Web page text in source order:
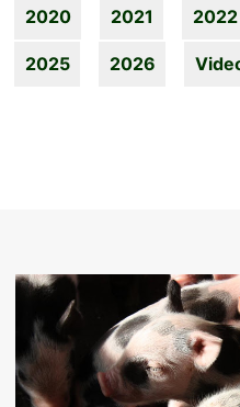
2020 2021 2022
2025 2026